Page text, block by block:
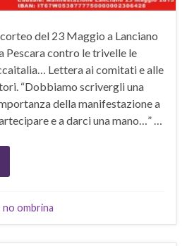
del 23 Maggio a Lanciano
Pescara contro le trivelle le
Lettera ai comitati e alle
“Dobbiamo scrivergli una
della manifestazione a
e a darci una mano…” …
no ombrina